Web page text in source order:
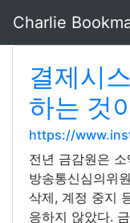
Charlie
결제시
하는 것
https://
전년 금감원은
방송통신심의위
삭제, 계정 중지
응하지 않았다.